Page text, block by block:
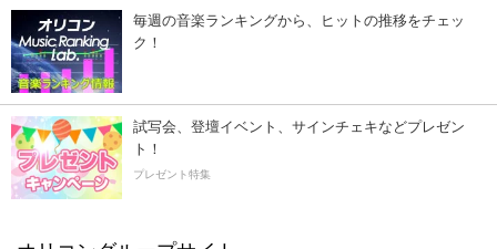
毎週の音楽ランキングから、ヒットの推移をチェッ
ク！
試写会、登壇イベント、サインチェキなどプレゼン
ト！
プレゼント特集